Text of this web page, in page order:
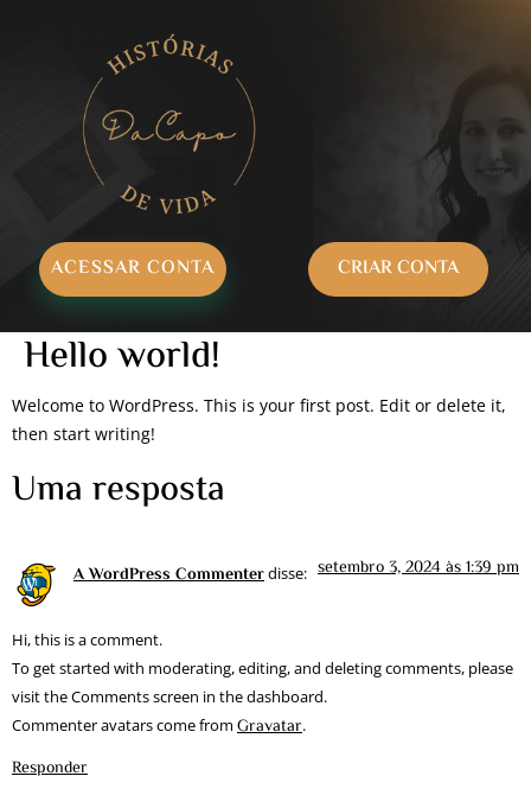
ACESSAR CONTA CRIAR CONTA
Hello world!
Welcome to WordPress. This is your first post. Edit or delete it,
then start writing!
Uma resposta
A WordPress Commenterdisse: setembro 3, 2024 às 1:39 pm
Hi, this is a comment.
To get started with moderating, editing, and deleting comments, please
visit the Comments screen in the dashboard.
Commenter avatars come from Gravatar.
Responder